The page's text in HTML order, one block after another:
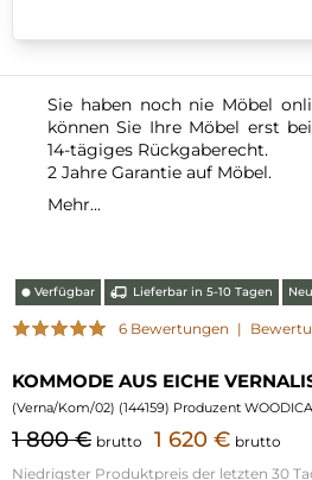
Sie haben noch nie Möbel
können Sie Ihre Möbel erst
14-tägiges Rückgaberecht.
2 Jahre Garantie auf Möbel.
Mehr...
⬤ Verfügbar Lieferbar in 5-10 Tagen
6 Bewertungen |
KOMMODE AUS EICHE
(Verna/Kom/02) (144159) Produzent WOODICA
1 800 € brutto 1 620 € brutto
Niedrigster Produktpreis der letzten 30